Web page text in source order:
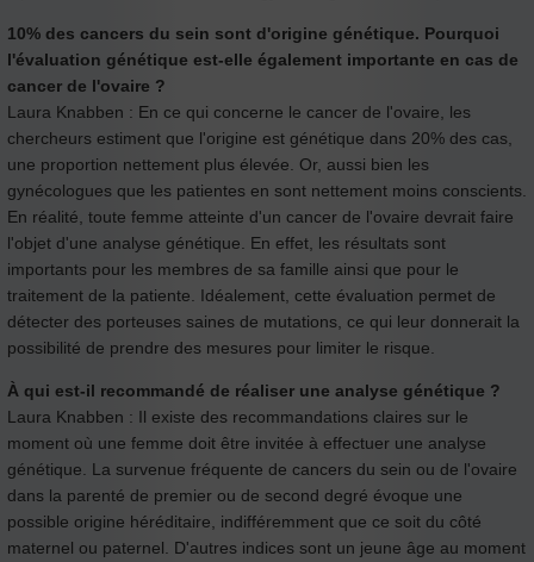
10% des cancers du sein sont d'origine génétique. Pourquoi
l'évaluation génétique est-elle également importante en cas de
cancer de l'ovaire ?
Laura Knabben : En ce qui concerne le cancer de l'ovaire, les
chercheurs estiment que l'origine est génétique dans 20% des cas,
une proportion nettement plus élevée. Or, aussi bien les
gynécologues que les patientes en sont nettement moins conscients.
En réalité, toute femme atteinte d'un cancer de l'ovaire devrait faire
l'objet d'une analyse génétique. En effet, les résultats sont
importants pour les membres de sa famille ainsi que pour le
traitement de la patiente. Idéalement, cette évaluation permet de
détecter des porteuses saines de mutations, ce qui leur donnerait la
possibilité de prendre des mesures pour limiter le risque.
À qui est-il recommandé de réaliser une analyse génétique ?
Laura Knabben : Il existe des recommandations claires sur le
moment où une femme doit être invitée à effectuer une analyse
génétique. La survenue fréquente de cancers du sein ou de l'ovaire
dans la parenté de premier ou de second degré évoque une
possible origine héréditaire, indifféremment que ce soit du côté
maternel ou paternel. D'autres indices sont un jeune âge au moment